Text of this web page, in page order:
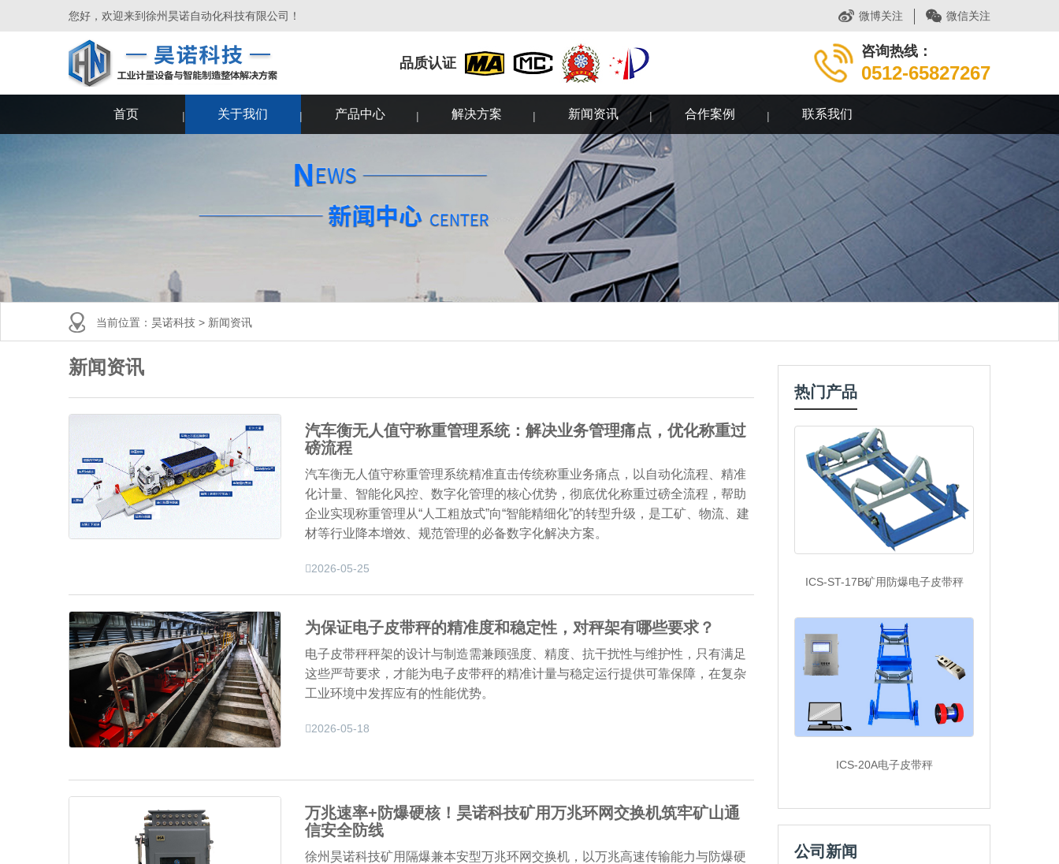
您好，欢迎来到徐州昊诺自动化科技有限公司！ 微博关注 微信关注
品质认证
咨询热线：
0512-65827267
首页 关于我们 产品中心 解决方案 新闻资讯 合作案例 联系我们
当前位置： 昊诺科技 > 新闻资讯
新闻资讯
汽车衡无人值守称重管理系统：解决业务管理痛点，优化称重过
磅流程
汽车衡无人值守称重管理系统精准直击传统称重业务痛点，以自动化流程、精准
化计量、智能化风控、数字化管理的核心优势，彻底优化称重过磅全流程，帮助
企业实现称重管理从“人工粗放式”向“智能精细化”的转型升级，是工矿、物流、建
材等行业降本增效、规范管理的必备数字化解决方案。
2026-05-25
为保证电子皮带秤的精准度和稳定性，对秤架有哪些要求？
电子皮带秤秤架的设计与制造需兼顾强度、精度、抗干扰性与维护性，只有满足
这些严苛要求，才能为电子皮带秤的精准计量与稳定运行提供可靠保障，在复杂
工业环境中发挥应有的性能优势。
2026-05-18
万兆速率+防爆硬核！昊诺科技矿用万兆环网交换机筑牢矿山通
信安全防线
徐州昊诺科技矿用隔爆兼本安型万兆环网交换机，以万兆高速传输能力与防爆硬
热门产品
ICS-ST-17B矿用防爆电子皮带秤
ICS-20A电子皮带秤
公司新闻